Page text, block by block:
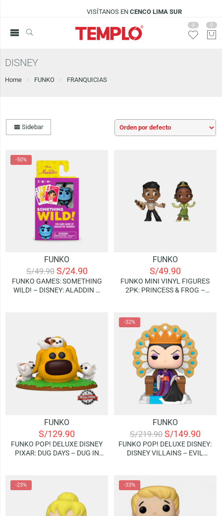
VISÍTANOS ENCENCO LIMA SUR
0 0
DISNEY
Home FUNKO FRANQUICIAS
Sidebar
-50%
FUNKO
S/49.90 S/24.90
FUNKO GAMES: SOMETHING
WILD! – DISNEY: ALADDIN –
FUNKO
S/49.90
FUNKO MINI VINYL FIGURES
2PK: PRINCESS & FROG –
FUNKO
S/129.90
FUNKO POP! DELUXE DISNEY
PIXAR: DUG DAYS – DUG IN
-32%
FUNKO
S/219.90 S/149.90
FUNKO POP! DELUXE DISNEY:
DISNEY VILLAINS – EVIL
-23% -33%